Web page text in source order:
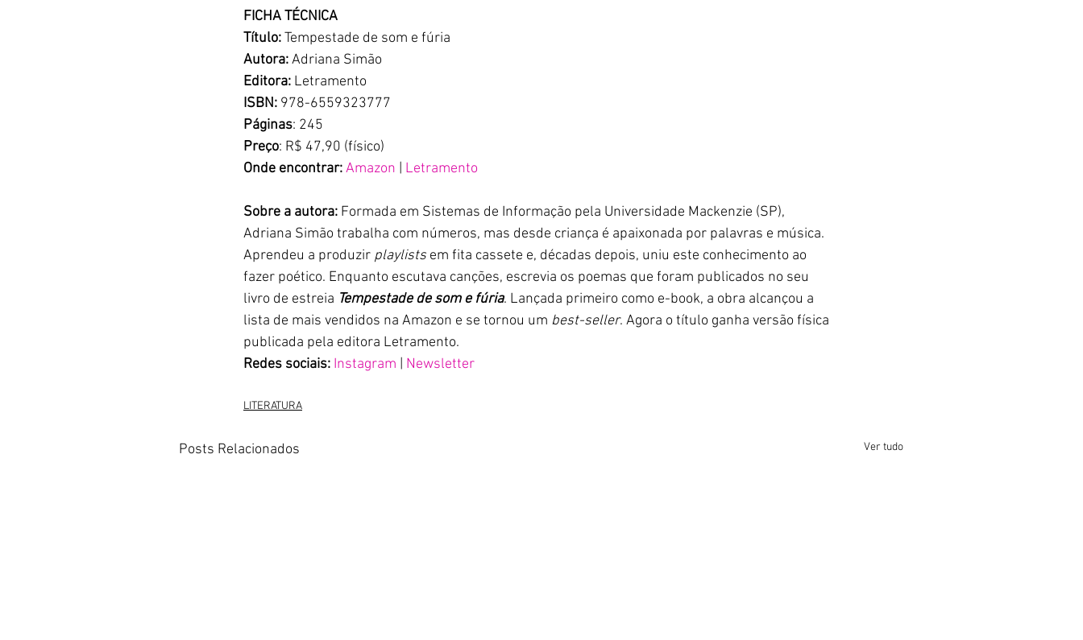
FICHA TÉCNICA
Título: Tempestade de som e fúria
Autora: Adriana Simão
Editora: Letramento
ISBN: 978-6559323777
Páginas: 245
Preço: R$ 47,90 (físico)
Onde encontrar:Amazon Letramento
Sobre a autora: Formada em Sistemas de Informação pela Universidade Mackenzie (SP),
Adriana Simão trabalha com números, mas desde criança é apaixonada por palavras e música.
Aprendeu a produzir playlists em fita cassete e, décadas depois, uniu este conhecimento ao
fazer poético. Enquanto escutava canções, escrevia os poemas que foram publicados no seu
livro de estreia Tempestade de som e fúria. Lançada primeiro como e-book, a obra alcançou a
lista de mais vendidos na Amazon e se tornou um best-seller. Agora o título ganha versão física
publicada pela editora Letramento.
Redes sociais: Instagram Newsletter
LITERATURA
Posts Relacionados Ver tudo